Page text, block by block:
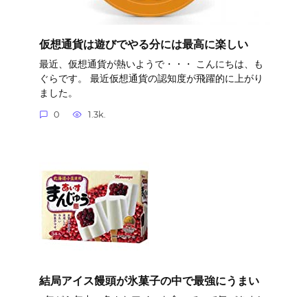
仮想通貨は遊びでやる分には最高に楽しい
最近、仮想通貨が熱いようで・・・ こんにちは、も
ぐらです。 最近仮想通貨の認知度が飛躍的に上がり
ました。
0 1.3k.
結局アイス饅頭が氷菓子の中で最強にうまい